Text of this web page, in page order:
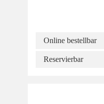
Online bestellbar
Reservierbar